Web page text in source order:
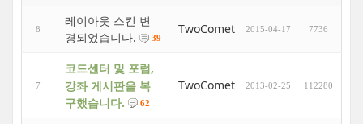
8
레이아웃 스킨 변
경되었습니다.
39
TwoComet 2015-04-17 7736
7
코드센터 및 포럼,
강좌 게시판을 복
구했습니다.
62
TwoComet 2013-02-25 112280